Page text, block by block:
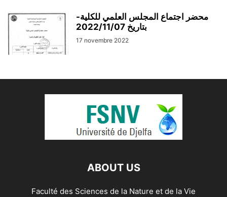
محضر اجتماع المجلس العلمي للكلية-
بتاريخ 2022/11/07
17 novembre 2022
ABOUT US
Faculté des Sciences de la Nature et de la Vie